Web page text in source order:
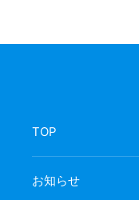
TOP
お知らせ